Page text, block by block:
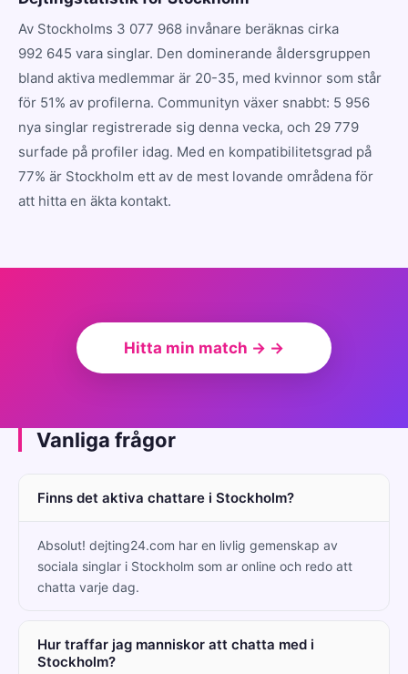
Av Stockholms 3 077 968 invånare beräknas cirka
992 645 vara singlar. Den dominerande åldersgruppen
bland aktiva medlemmar är 20-35, med kvinnor som står
för 51% av profilerna. Communityn växer snabbt: 5 956
nya singlar registrerade sig denna vecka, och 29 779
surfade på profiler idag. Med en kompatibilitetsgrad på
77% är Stockholm ett av de mest lovande områdena för
att hitta en äkta kontakt.
Hitta min match → →
Vanliga frågor
Finns det aktiva chattare i Stockholm?
Absolut! dejting24.com har en livlig gemenskap av
sociala singlar i Stockholm som ar online och redo att
chatta varje dag.
Hur traffar jag manniskor att chatta med i
Stockholm?